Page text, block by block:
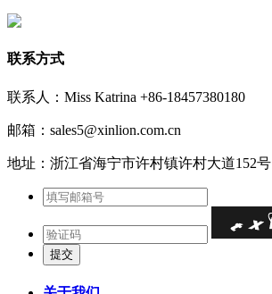
联系方式
联系人：Miss Katrina +86-18457380180
邮箱：sales5@xinlion.com.cn
地址：浙江省海宁市许村镇许村大道152号